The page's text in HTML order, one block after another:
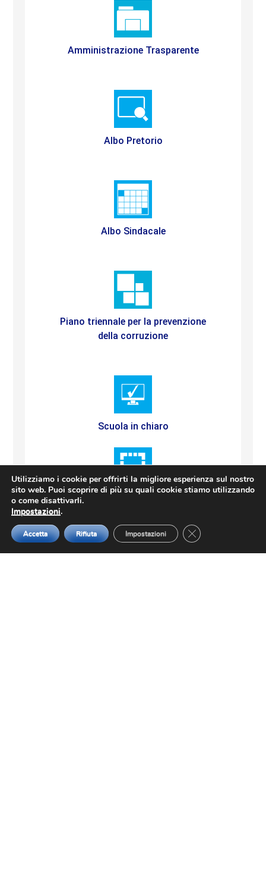
Amministrazione Trasparente
Albo Pretorio
Albo Sindacale
Piano triennale per la prevenzione
della corruzione
Scuola in chiaro
Piano Operativo Nazionale
Utilizziamo i cookie per offrirti la migliore esperienza sul nostro
sito web. Puoi scoprire di più su quali cookie stiamo utilizzando
o come disattivarli.
Impostazioni.
Accetta Rifiuta Impostazioni Close GDPR